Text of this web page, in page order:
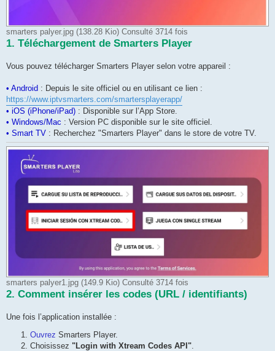
smarters palyer.jpg (138.28 Kio) Consulté 3714 fois
1. Téléchargement de Smarters Player
Vous pouvez télécharger Smarters Player selon votre appareil :
• Android : Depuis le site officiel ou en utilisant ce lien :
https://www.iptvsmarters.com/smartersplayerapp/
• iOS (iPhone/iPad) : Disponible sur l’App Store.
• Windows/Mac : Version PC disponible sur le site officiel.
• Smart TV : Recherchez "Smarters Player" dans le store de votre TV.
smarters palyer1.jpg (149.9 Kio) Consulté 3714 fois
2. Comment insérer les codes (URL / identifiants)
Une fois l’application installée :
Ouvrez Smarters Player.
Choisissez "Login with Xtream Codes API"